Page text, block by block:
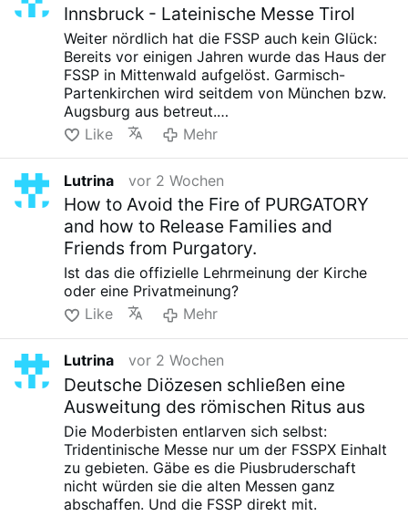
Innsbruck - Lateinische Messe Tirol
Weiter nördlich hat die FSSP auch kein Glück:
Bereits vor einigen Jahren wurde das Haus der
FSSP in Mittenwald aufgelöst. Garmisch-
Partenkirchen wird seitdem von München bzw.
Augsburg aus betreut.
Mit einmal Messe im Monat soweit ich weiß...
Like Mehr
Lutrina vor 2 Wochen
How to Avoid the Fire of PURGATORY
and how to Release Families and
Friends from Purgatory.
Ist das die offizielle Lehrmeinung der Kirche
oder eine Privatmeinung?
Like
Mehr
Lutrina vor 2 Wochen
Deutsche Diözesen schließen eine
Ausweitung des römischen Ritus aus
Die Moderbisten entlarven sich selbst:
Tridentinische Messe nur um der FSSPX Einhalt
zu gebieten. Gäbe es die Piusbruderschaft
nicht würden sie die alten Messen ganz
abschaffen. Und die FSSP direkt mit.